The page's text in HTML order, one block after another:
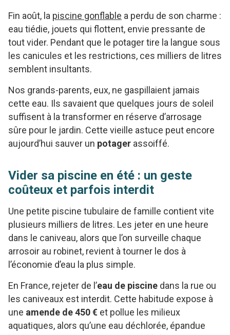
Fin août, la piscine gonflable a perdu de son charme :
eau tiédie, jouets qui flottent, envie pressante de
tout vider. Pendant que le potager tire la langue sous
les canicules et les restrictions, ces milliers de litres
semblent insultants.
Nos grands-parents, eux, ne gaspillaient jamais
cette eau. Ils savaient que quelques jours de soleil
suffisent à la transformer en réserve d’arrosage
sûre pour le jardin. Cette vieille astuce peut encore
aujourd’hui sauver un potager assoiffé.
Vider sa piscine en été : un geste
coûteux et parfois interdit
Une petite piscine tubulaire de famille contient vite
plusieurs milliers de litres. Les jeter en une heure
dans le caniveau, alors que l’on surveille chaque
arrosoir au robinet, revient à tourner le dos à
l’économie d’eau la plus simple.
En France, rejeter de l’eau de piscine dans la rue ou
les caniveaux est interdit. Cette habitude expose à
une amende de 450 € et pollue les milieux
aquatiques, alors qu’une eau déchlorée, épandue